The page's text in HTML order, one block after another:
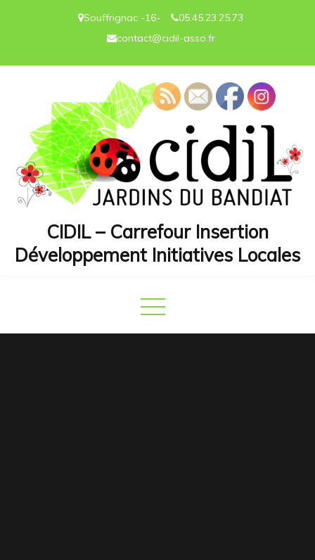
Souffrignac -16-
05.45.23.25.73
contact@cidil-asso.fr
CIDIL – Carrefour Insertion
Développement Initiatives Locales